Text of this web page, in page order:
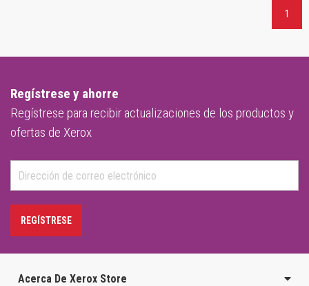
1
Regístrese y ahorre
Regístrese para recibir actualizaciones de los productos y
ofertas de Xerox
REGÍSTRESE
Acerca De Xerox Store